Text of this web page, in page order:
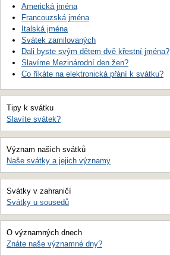
Americká jména
Francouzská jména
Italská jména
Svátek zamilovaných
Dali byste svým dětem dvě křestní jména?
Slavíme Mezinárodní den žen?
Co říkáte na elektronická přání k svátku?
Tipy k svátku
Slavíte svátek?
Význam našich svátků
Naše svátky a jejich významy
Svátky v zahraničí
Svátky u sousedů
O významných dnech
Znáte naše významné dny?